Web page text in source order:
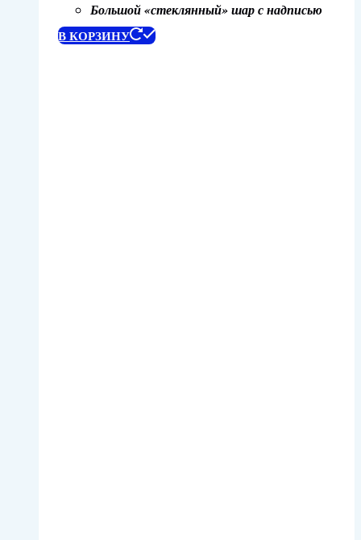
Большой «стеклянный» шар с надписью
В КОРЗИНУ